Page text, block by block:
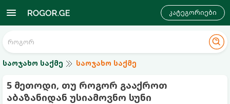
კატეგორიები
საოჯახო საქმე საოჯახო საქმე
5 მეთოდი, თუ როგორ გააქროთ
აბაზანიდან უსიამოვნო სუნი